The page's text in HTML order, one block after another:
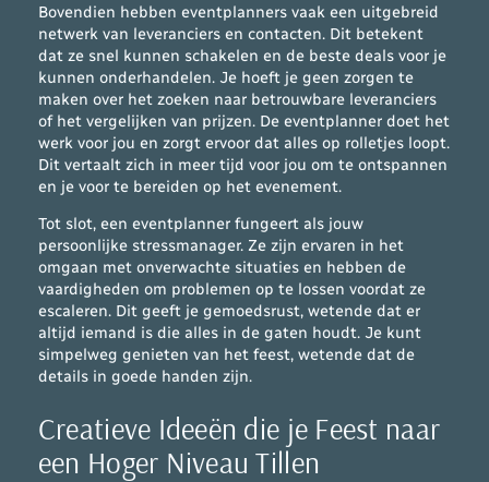
Bovendien hebben eventplanners vaak een uitgebreid
netwerk van leveranciers en contacten. Dit betekent
dat ze snel kunnen schakelen en de beste deals voor je
kunnen onderhandelen. Je hoeft je geen zorgen te
maken over het zoeken naar betrouwbare leveranciers
of het vergelijken van prijzen. De eventplanner doet het
werk voor jou en zorgt ervoor dat alles op rolletjes loopt.
Dit vertaalt zich in meer tijd voor jou om te ontspannen
en je voor te bereiden op het evenement.
Tot slot, een eventplanner fungeert als jouw
persoonlijke stressmanager. Ze zijn ervaren in het
omgaan met onverwachte situaties en hebben de
vaardigheden om problemen op te lossen voordat ze
escaleren. Dit geeft je gemoedsrust, wetende dat er
altijd iemand is die alles in de gaten houdt. Je kunt
simpelweg genieten van het feest, wetende dat de
details in goede handen zijn.
Creatieve Ideeën die je Feest naar
een Hoger Niveau Tillen